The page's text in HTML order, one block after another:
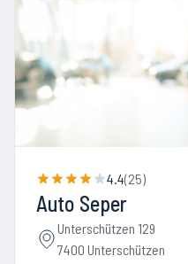
4.4(25)
Auto Seper
Unterschützen 129
7400 Unterschützen